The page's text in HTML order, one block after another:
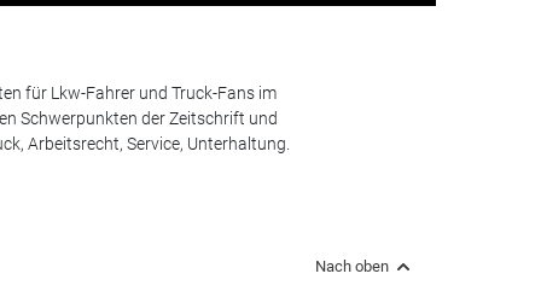
für Lkw-Fahrer und Truck-Fans im
Schwerpunkten der Zeitschrift und
Arbeitsrecht, Service, Unterhaltung.
Nach oben